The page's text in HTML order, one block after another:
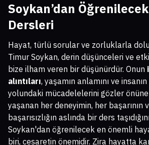
Soykan’dan
Dersleri
Hayat, türlü sorular ve zorluklarla
Timur Soykan, derin düşünceleri ve
bize ilham veren bir düşünürdür. Onun
alıntıları, yaşamın anlamını ve
yolundaki mücadelelerini gözler önüne
yaşanan her deneyimin, her başarının
başarısızlığın aslında bir ders
Soykan'dan öğrenilecek en önemli
biri, cesaretin önemidir. Zira hayatta